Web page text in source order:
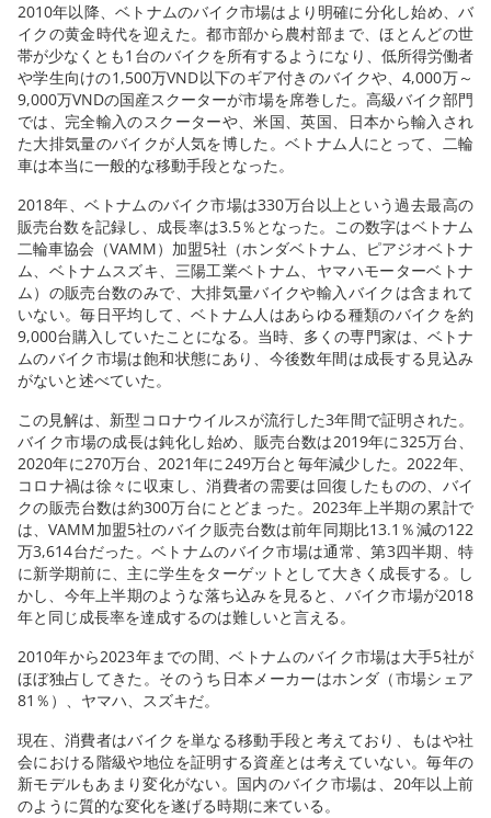
2010年以降、ベトナムのバイク市場はより明確に分化し始め、バ
イクの黄金時代を迎えた。都市部から農村部まで、ほとんどの世
帯が少なくとも1台のバイクを所有するようになり、低所得労働者
や学生向けの1,500万VND以下のギア付きのバイクや、4,000万～
9,000万VNDの国産スクーターが市場を席巻した。高級バイク部門
では、完全輸入のスクーターや、米国、英国、日本から輸入され
た大排気量のバイクが人気を博した。ベトナム人にとって、二輪
車は本当に一般的な移動手段となった。
2018年、ベトナムのバイク市場は330万台以上という過去最高の
販売台数を記録し、成長率は3.5％となった。この数字はベトナム
二輪車協会（VAMM）加盟5社（ホンダベトナム、ピアジオベトナ
ム、ベトナムスズキ、三陽工業ベトナム、ヤマハモーターベトナ
ム）の販売台数のみで、大排気量バイクや輸入バイクは含まれて
いない。毎日平均して、ベトナム人はあらゆる種類のバイクを約
9,000台購入していたことになる。当時、多くの専門家は、ベトナ
ムのバイク市場は飽和状態にあり、今後数年間は成長する見込み
がないと述べていた。
この見解は、新型コロナウイルスが流行した3年間で証明された。
バイク市場の成長は鈍化し始め、販売台数は2019年に325万台、
2020年に270万台、2021年に249万台と毎年減少した。2022年、
コロナ禍は徐々に収束し、消費者の需要は回復したものの、バイ
クの販売台数は約300万台にとどまった。2023年上半期の累計で
は、VAMM加盟5社のバイク販売台数は前年同期比13.1％減の122
万3,614台だった。ベトナムのバイク市場は通常、第3四半期、特
に新学期前に、主に学生をターゲットとして大きく成長する。し
かし、今年上半期のような落ち込みを見ると、バイク市場が2018
年と同じ成長率を達成するのは難しいと言える。
2010年から2023年までの間、ベトナムのバイク市場は大手5社が
ほぼ独占してきた。そのうち日本メーカーはホンダ（市場シェア
81％）、ヤマハ、スズキだ。
現在、消費者はバイクを単なる移動手段と考えており、もはや社
会における階級や地位を証明する資産とは考えていない。毎年の
新モデルもあまり変化がない。国内のバイク市場は、20年以上前
のように質的な変化を遂げる時期に来ている。